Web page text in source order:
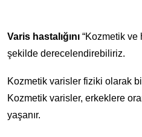
Varis hastalığını “Kozmetik ve
şekilde derecelendirebiliriz.
Kozmetik varisler fiziki olarak
Kozmetik varisler, erkeklere
yaşanır.